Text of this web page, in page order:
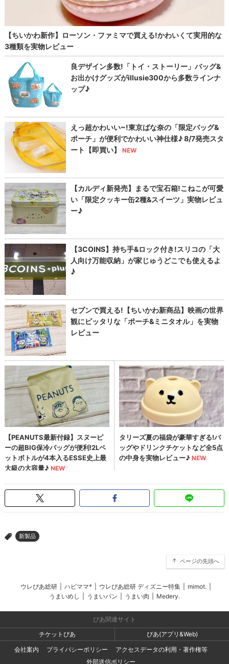
> 新製品
ページの先頭へ
ウレぴあ総研 ハピママ* ウレぴあ総研 ディズニー特集 mimot.
うまいめし
うまいパン うまい肉 Medery.
ぴあ関連サイト
チケットぴあ
ぴあ(アプリ&Web)
会社案内
プライバシーポリシー
アクセスデータの利用・著作権等
外部送信ポリシー